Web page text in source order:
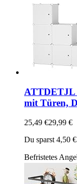
ATTDETJL
mit Türen,
25,49 €29,99 €
Du sparst 4,50 €
Befristetes